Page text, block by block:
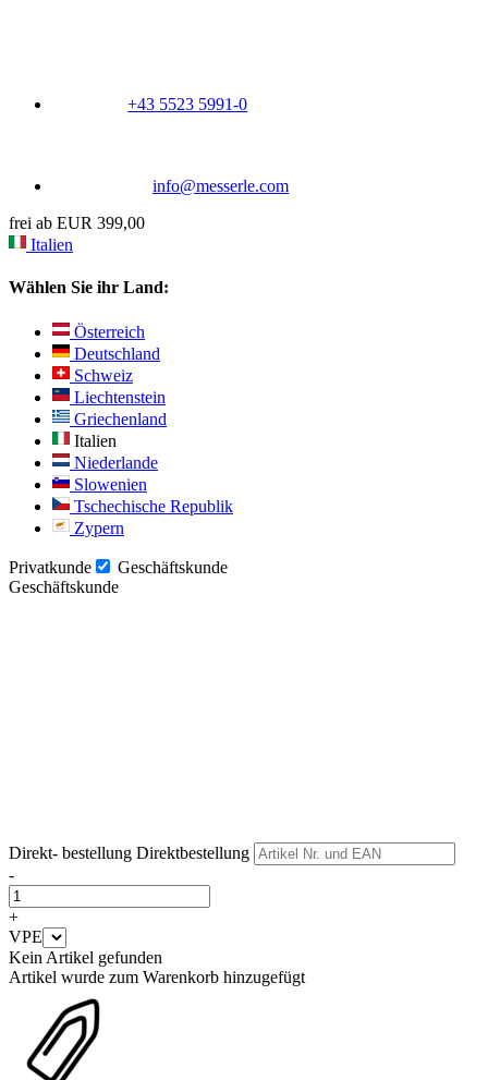
+43 5523 5991-0
info@messerle.com
frei ab EUR 399,00
Italien
Wählen Sie ihr Land:
Österreich
Deutschland
Schweiz
Liechtenstein
Griechenland
Italien
Niederlande
Slowenien
Tschechische Republik
Zypern
Privatkunde
Geschäftskunde
Geschäftskunde
Direkt- bestellung Direktbestellung
-
+
VPE
Kein Artikel gefunden
Artikel wurde zum Warenkorb hinzugefügt